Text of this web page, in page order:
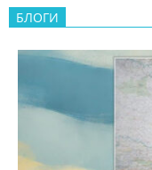
БЛОГИ